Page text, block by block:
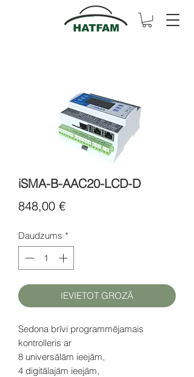
iSMA-B-AAC20-LCD-D
848,00 €Cena
Daudzums *
IEVIETOT GROZĀ
Sedona brīvi programmējamais
kontrolleris ar
8 universālām ieejām,
4 digitālajām ieejām,